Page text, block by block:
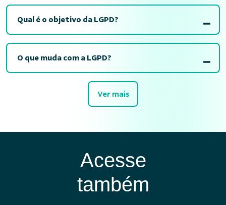
Qual é o objetivo da LGPD?
O que muda com a LGPD?
Ver mais
Acesse
também